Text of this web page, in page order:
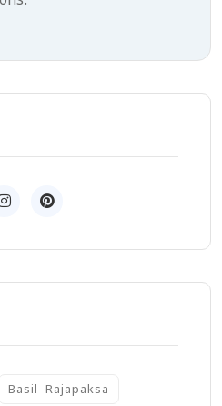
Basil Rajapaksa